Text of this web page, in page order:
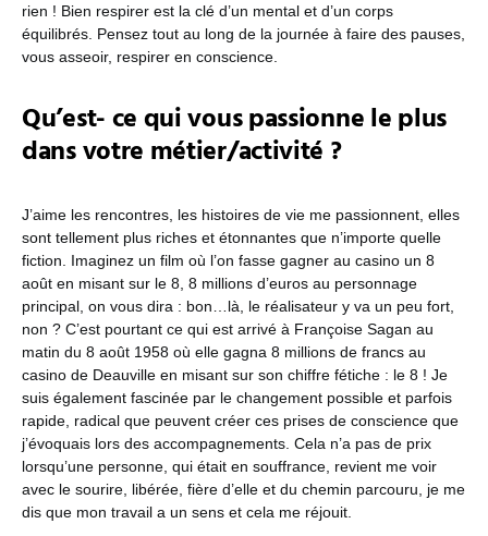
rien ! Bien respirer est la clé d’un mental et d’un corps
équilibrés. Pensez tout au long de la journée à faire des pauses,
vous asseoir, respirer en conscience.
Qu’est- ce qui vous passionne le plus
dans votre métier/activité ?
J’aime les rencontres, les histoires de vie me passionnent, elles
sont tellement plus riches et étonnantes que n’importe quelle
fiction. Imaginez un film où l’on fasse gagner au casino un 8
août en misant sur le 8, 8 millions d’euros au personnage
principal, on vous dira : bon…là, le réalisateur y va un peu fort,
non ? C’est pourtant ce qui est arrivé à Françoise Sagan au
matin du 8 août 1958 où elle gagna 8 millions de francs au
casino de Deauville en misant sur son chiffre fétiche : le 8 ! Je
suis également fascinée par le changement possible et parfois
rapide, radical que peuvent créer ces prises de conscience que
j’évoquais lors des accompagnements. Cela n’a pas de prix
lorsqu’une personne, qui était en souffrance, revient me voir
avec le sourire, libérée, fière d’elle et du chemin parcouru, je me
dis que mon travail a un sens et cela me réjouit.